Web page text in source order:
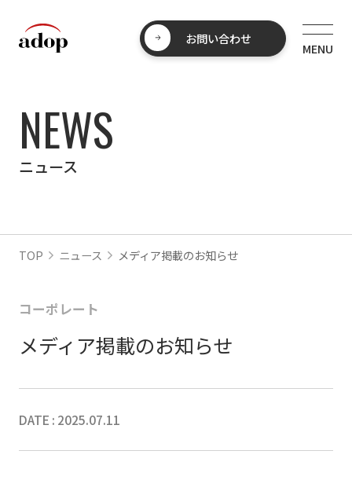
お問い合わせ
NEWS
ニュース
TOP ニュース メディア掲載のお知らせ
コーポレート
メディア掲載のお知らせ
DATE : 2025.07.11